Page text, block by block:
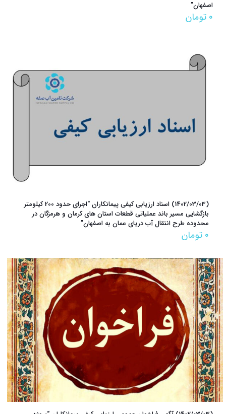
اصفهان”
۰ تومان
(1402/03/03) اسناد ارزیابی کیفی پیمانکاران “اجرای حدود 200 کیلومتر
بازگشایی مسیر باند عملیاتی قطعات استان های کرمان و هرمزگان در
محدوده طرح انتقال آب دریای عمان به اصفهان”
۰ تومان